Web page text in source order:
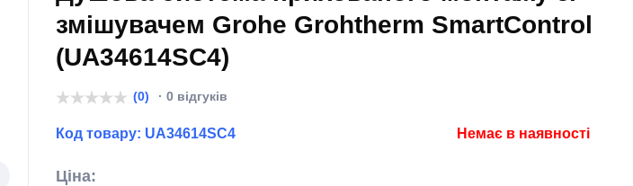
змішувачем Grohe Grohtherm SmartControl
(UA34614SC4)
(0) · 0 відгуків
Код товару: UA34614SC4 Немає в наявності
Ціна: